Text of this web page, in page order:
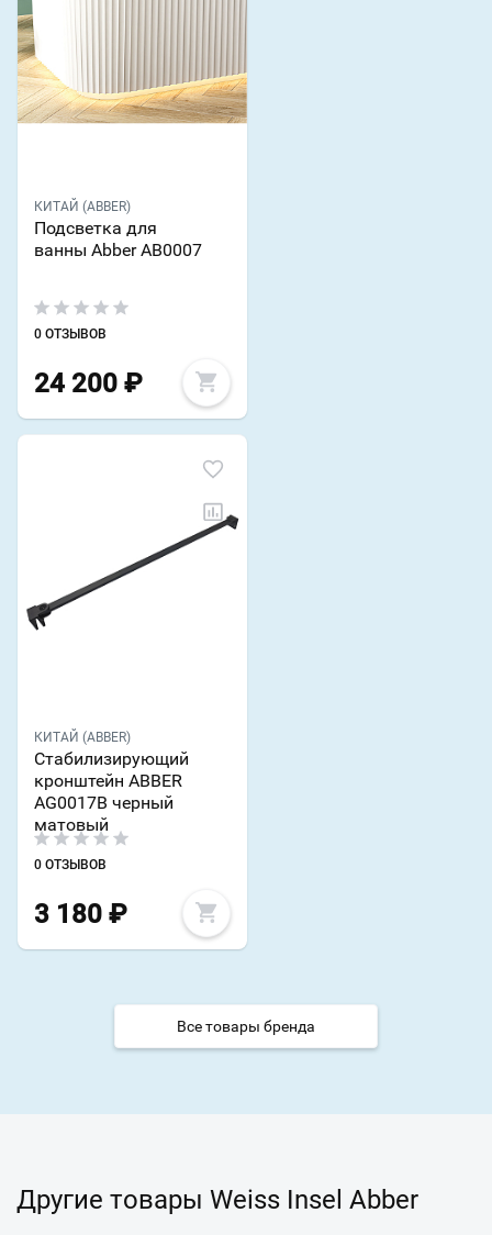
КИТАЙ (ABBER)
Подсветка для
ванны Abber AB0007
0 ОТЗЫВОВ
24 200 ₽
КИТАЙ (ABBER)
Стабилизирующий
кронштейн ABBER
AG0017B черный
матовый
0 ОТЗЫВОВ
3 180 ₽
Все товары бренда
Другие товары Weiss Insel Abber